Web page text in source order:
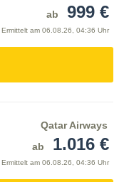
ab
999 €
Ermittelt am 06.08.26, 04:36 Uhr
Qatar Airways
ab
1.016 €
Ermittelt am 06.08.26, 04:36 Uhr